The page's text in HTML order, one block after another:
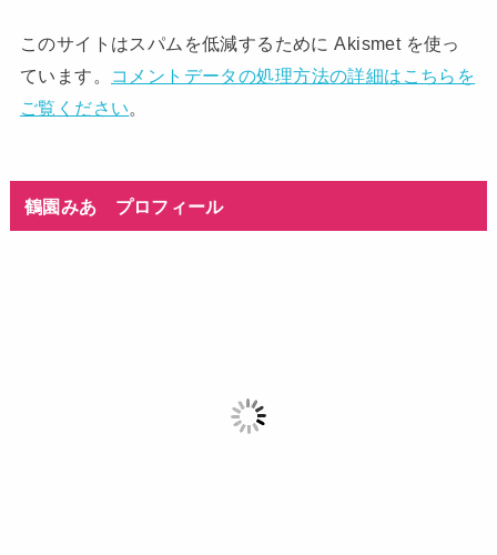
このサイトはスパムを低減するために Akismet を使っ
ています。
コメントデータの処理方法の詳細はこちらを
ご覧ください。
鶴園みあ プロフィール